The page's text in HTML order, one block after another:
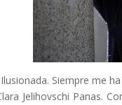
Siempre me
Jelihovschi Panas.